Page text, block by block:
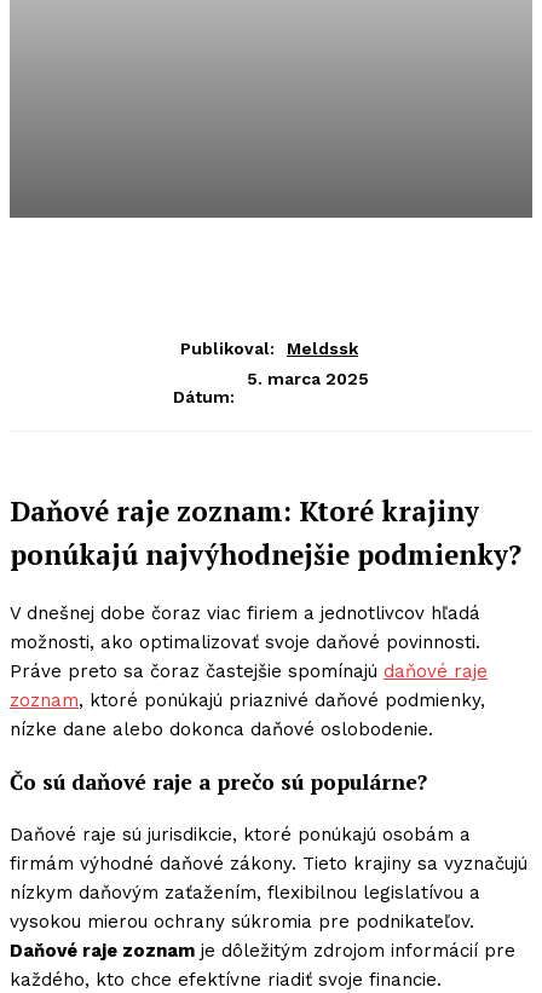
Publikoval: Meldssk
Dátum:
5. marca 2025
Daňové raje zoznam: Ktoré krajiny
ponúkajú najvýhodnejšie podmienky?
V dnešnej dobe čoraz viac firiem a jednotlivcov hľadá
možnosti, ako optimalizovať svoje daňové povinnosti.
Práve preto sa čoraz častejšie spomínajú daňové raje
zoznam, ktoré ponúkajú priaznivé daňové podmienky,
nízke dane alebo dokonca daňové oslobodenie.
Čo sú daňové raje a prečo sú populárne?
Daňové raje sú jurisdikcie, ktoré ponúkajú osobám a
firmám výhodné daňové zákony. Tieto krajiny sa vyznačujú
nízkym daňovým zaťažením, flexibilnou legislatívou a
vysokou mierou ochrany súkromia pre podnikateľov.
Daňové raje zoznam je dôležitým zdrojom informácií pre
každého, kto chce efektívne riadiť svoje financie.